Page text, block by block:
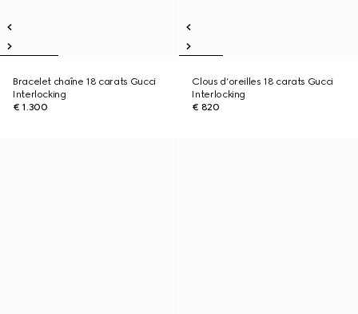
Bracelet chaîne 18 carats Gucci
Interlocking
€ 1.300
Clous d’oreilles 18 carats Gucci
Interlocking
€ 820